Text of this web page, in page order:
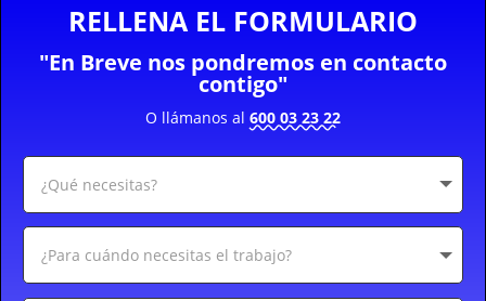
RELLENA EL FORMULARIO
"En Breve nos pondremos en contacto
contigo"
O llámanos al 600 03 23 22